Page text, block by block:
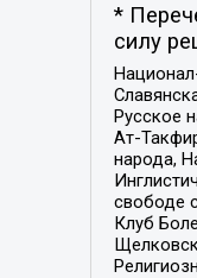
*
силу
Русское
Ат-
народа,
свободе
Клуб